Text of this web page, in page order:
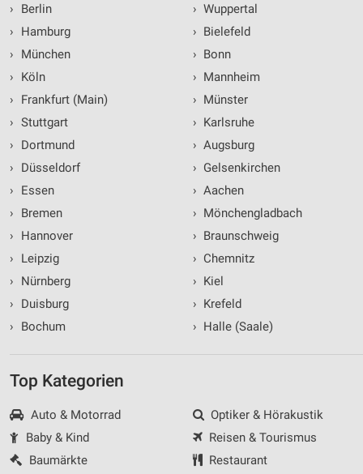
›
Berlin
›
Hamburg
›
München
›
Köln
›
Frankfurt (Main)
› Stuttgart
›
Dortmund
›
Düsseldorf
›
Essen
›
Bremen
›
Hannover
›
Leipzig
›
Nürnberg
›
Duisburg
›
Bochum
› Wuppertal
› Bielefeld
› Bonn
› Mannheim
› Münster
› Karlsruhe
› Augsburg
› Gelsenkirchen
› Aachen
› Mönchengladbach
› Braunschweig
› Chemnitz
› Kiel
› Krefeld
› Halle (Saale)
Top Kategorien
Auto & Motorrad
Baby & Kind
Baumärkte
Optiker & Hörakustik
Reisen & Tourismus
Restaurant